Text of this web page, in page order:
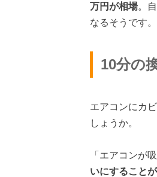
万円が相場。
なるそうです。
10分の
エアコンにカ
しょうか。
「エアコンが
いにすること